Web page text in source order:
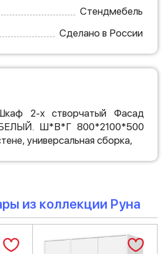
Стендмебель
Сделано в России
2-х створчатый Фасад
Ш*В*Г 800*2100*500
универсальная сборка,
из коллекции Руна